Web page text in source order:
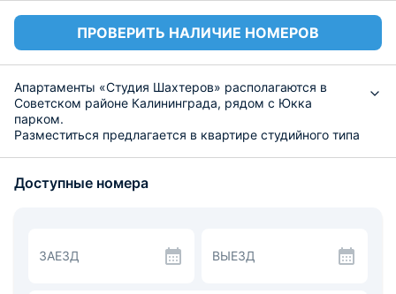
ПРОВЕРИТЬ НАЛИЧИЕ НОМЕРОВ
Апартаменты «Студия Шахтеров» располагаются в
Советском районе Калининграда, рядом с Юкка
парком.
Разместиться предлагается в квартире студийного типа
оборудование, собственная ванная комната со
различные заведения общественного питания.
Рядом находятся магазины, остановки, торговые
Доступные номера
ЗАЕЗД ВЫЕЗД